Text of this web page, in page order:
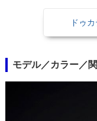
ドゥ
モデル／カラー／